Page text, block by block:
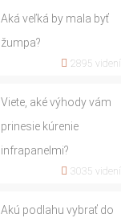
Aká veľká by mala byť
žumpa?
2895 videní
Viete, aké výhody vám
prinesie kúrenie
infrapanelmi?
3035 videní
Akú podlahu vybrať do